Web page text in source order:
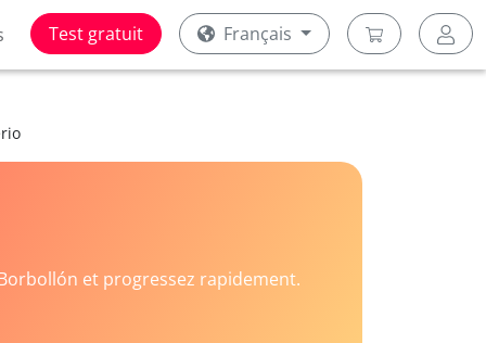
Test gratuit Français
et progressez rapidement.